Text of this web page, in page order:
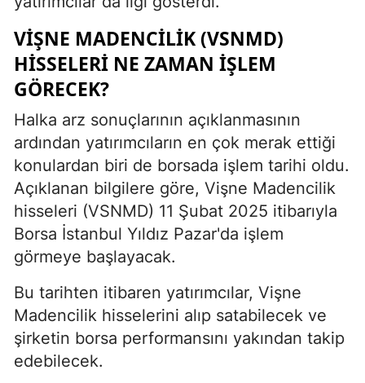
VIŞNE MADENCILIK (VSNMD)
HISSELERI NE ZAMAN İŞLEM
GÖRECEK?
Halka arz sonuçlarının açıklanmasının
ardından yatırımcıların en çok merak ettiği
konulardan biri de borsada işlem tarihi oldu.
Açıklanan bilgilere göre, Vişne Madencilik
hisseleri (VSNMD) 11 Şubat 2025 itibarıyla
Borsa İstanbul Yıldız Pazar'da işlem
görmeye başlayacak.
Bu tarihten itibaren yatırımcılar, Vişne
Madencilik hisselerini alıp satabilecek ve
şirketin borsa performansını yakından takip
edebilecek.